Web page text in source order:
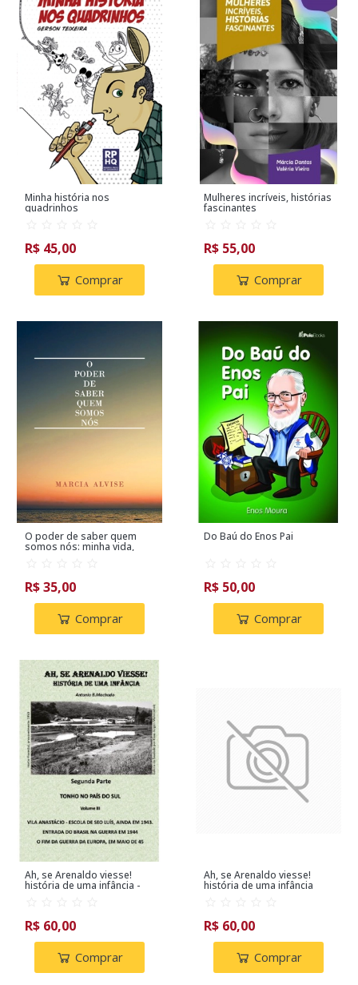
Minha história nos
quadrinhos
R$ 45,00
Comprar
Mulheres incríveis, histórias
fascinantes
R$ 55,00
Comprar
O poder de saber quem
somos nós: minha vida,
R$ 35,00
Comprar
Do Baú do Enos Pai
R$ 50,00
Comprar
Ah, se Arenaldo viesse!
história de uma infância -
R$ 60,00
Comprar
Ah, se Arenaldo viesse!
história de uma infância
R$ 60,00
Comprar